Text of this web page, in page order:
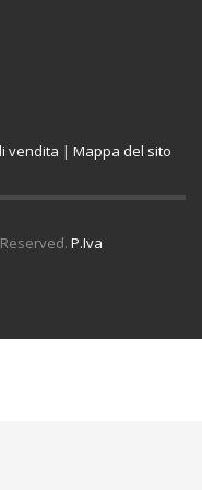
vendita | Mappa del sito
P.Iva